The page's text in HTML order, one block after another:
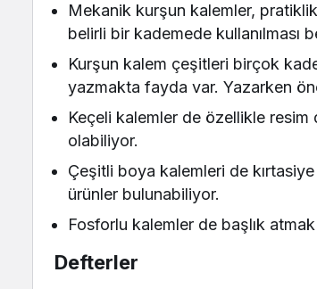
Mekanik kurşun kalemler,
belirli bir kademede kullanılması
Kurşun kalem çeşitleri birçok
yazmakta fayda var. Yazarken
Keçeli kalemler de özellikle resim
olabiliyor.
Çeşitli boya kalemleri de
ürünler bulunabiliyor.
Fosforlu kalemler de başlık atmak
Defterler